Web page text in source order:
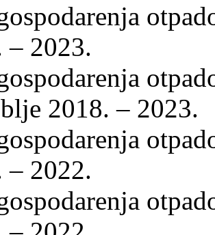
– 2023.
2018. – 2023.
– 2022.